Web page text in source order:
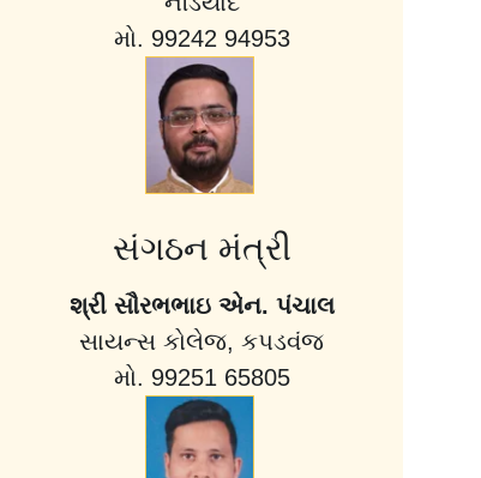
મો. 99242 94953
સંગઠન મંત્રી
શ્રી સૌરભભાઇ એન. પંચાલ
સાયન્સ કોલેજ, કપડવંજ
મો. 99251 65805